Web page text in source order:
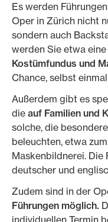
Es werden
Oper in Zürich nicht
sondern auch
werden Sie etwa
Kostümfundus und
Chance, selbst
Außerdem gibt es
die auf Familien und
solche, die
beleuchten, etwa
Maskenbildnerei. Die
deutscher und
Zudem sind in der
Führungen möglich.
individuellen Termin